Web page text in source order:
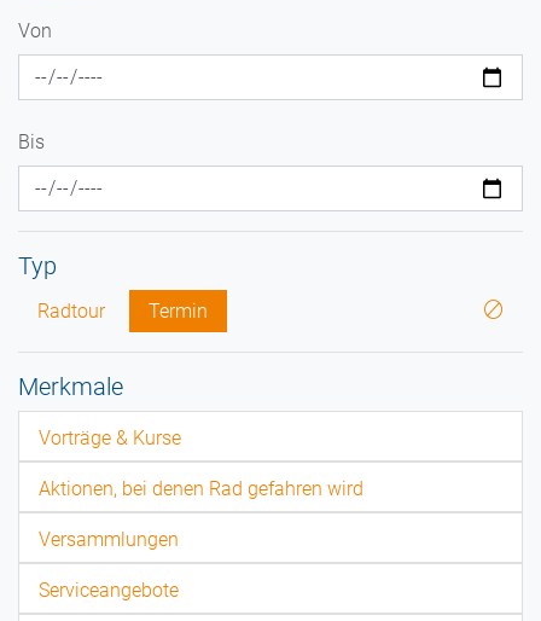
Von
Bis
Typ
Radtour Termin
Merkmale
Vorträge & Kurse
Aktionen, bei denen Rad gefahren wird
Versammlungen
Serviceangebote